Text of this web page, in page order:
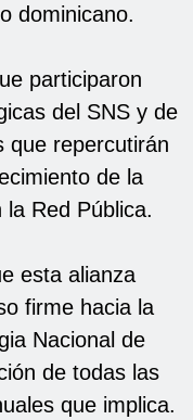
dominicano.
participaron
del SNS y de
que repercutirán
de la
Red Pública.
esta alianza
firme hacia la
Nacional de
de todas las
que implica.